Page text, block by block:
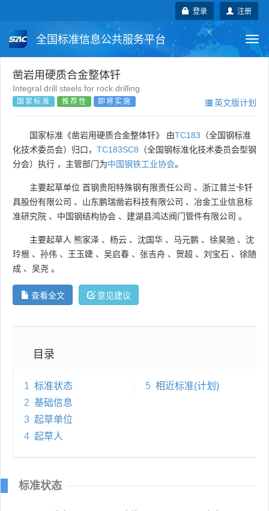
注册
登录
全国标准信息公共服务平台
国家标准 行业标准
团体标准 企业标准 国际标准
国外标准 技术委员会
凿岩用硬质合金整体钎
Integral drill steels for rock drilling
国家标准 推荐性 即将实施 英文版计划
国家标准《凿岩用硬质合金整体钎》 由TC183 （全国钢标准
化技术委员会）归口， TC183SC8 （全国钢标准化技术委员会型钢
分会）执行 ，主管部门为中国钢铁工业协会。
主要起草单位 首钢贵阳特殊钢有限责任公司 、 浙江普兰卡钎
具股份有限公司 、 山东鹏瑞凿岩科技有限公司 、 冶金工业信息标
准研究院 、 中国钢结构协会 、 建湖县鸿达阀门管件有限公司 。
主要起草人 熊家泽 、 杨云 、 沈国华 、 马元鹏 、 徐昊驰 、 沈
玲根 、 孙伟 、 王玉婕 、 吴启春 、 张吉舟 、 贺超 、 刘宝石 、 徐随
成 、 吴尧 。
查看全文 意见建议
目录
1 标准状态
2 基础信息
3 起草单位
4 起草人
5 相近标准(计划)
标准状态